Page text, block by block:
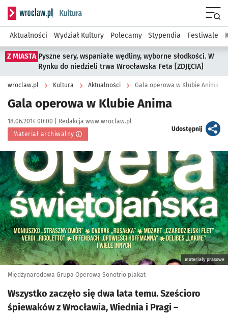
Serwis informacyjny wroclaw.pl podserwis: Kultura
Aktualności Wydział Kultury Polecamy Stypendia Festiwale
Z MIASTA Pyszne sery, wspaniałe wędliny, wyborne słodkości. W
Rynku do niedzieli trwa Wrocławska Feta [ZDJĘCIA]
wroclaw.pl Kultura Aktualności Gala operowa w Klubie Anima
Gala operowa w Klubie Anima
Data publikacji:
18.06.2014 00:00 | Autor:
Redakcja www.wroclaw.pl
Materiał archiwalny
Udostępnijartykuł
Kliknij, aby powiększyć
materiały prasowe
Międzynarodowa Grupa Operową Sonotrio plakat
Wszystko zaczęło się dwa lata temu. Sześcioro
śpiewaków z Wrocławia, Wiednia i Pragi –